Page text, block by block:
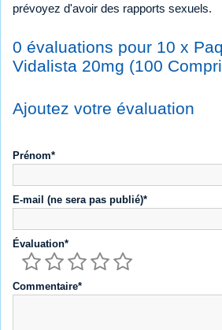
prévoyez d'avoir des rapports sexuels.
0 évaluations pour 10 x
Vidalista 20mg (100
Ajoutez votre évaluation
Prénom*
E-mail (ne sera pas publié)*
Évaluation*
Commentaire*